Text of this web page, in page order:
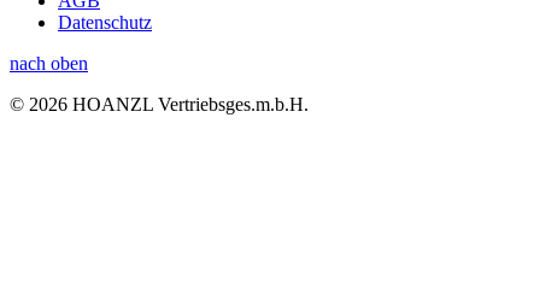
Datenschutz
nach oben
© 2026 HOANZL Vertriebsges.m.b.H.